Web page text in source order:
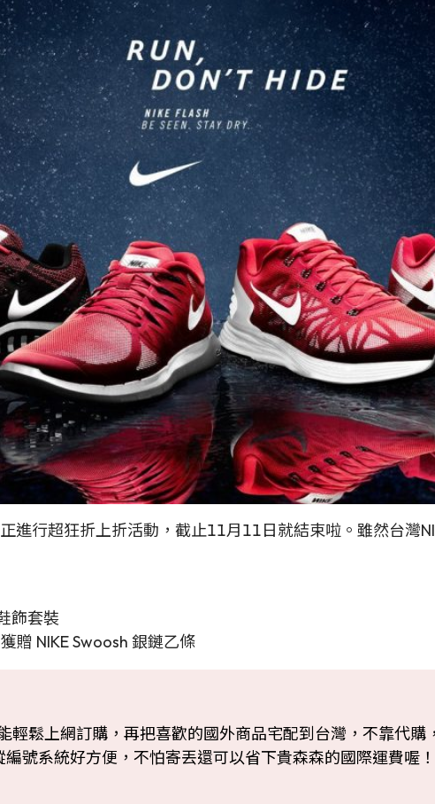
進行超狂折上折活動，截止11月11日就結束啦。雖然台灣
飾套裝
贈 NIKE Swoosh 銀鏈乙條
輕鬆上網訂購，再把喜歡的國外商品宅配到台灣，不靠代
號系統好方便，不怕寄丟還可以省下貴森森的國際運費喔